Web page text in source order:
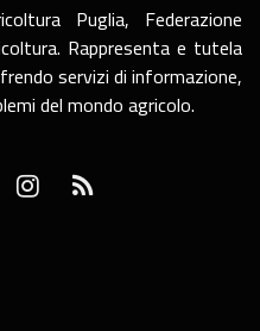
Puglia, Federazione
Rappresenta e tutela
servizi di informazione,
del mondo agricolo.